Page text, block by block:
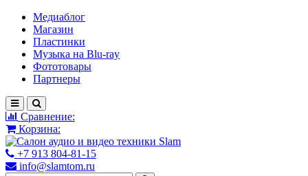
Медиаблог
Магазин
Пластинки
Музыка на Blu-ray
Фототовары
Партнеры
Сравнение:
Корзина:
+7 913 804-81-15
info@slamtom.ru